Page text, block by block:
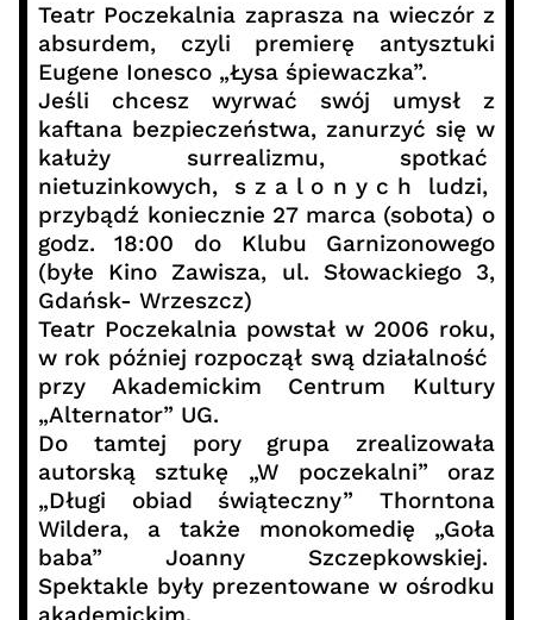
Teatr Poczekalnia zaprasza na wieczór z
absurdem, czyli premierę antysztuki
Eugene Ionesco „Łysa śpiewaczka”.
Jeśli chcesz wyrwać swój umysł z
kaftana bezpieczeństwa, zanurzyć się w
kałuży surrealizmu, spotkać
nietuzinkowych, s z a l o n y c h ludzi,
przybądź koniecznie 27 marca (sobota) o
godz. 18:00 do Klubu Garnizonowego
(byłe Kino Zawisza, ul. Słowackiego 3,
Gdańsk- Wrzeszcz)
Teatr Poczekalnia powstał w 2006 roku,
w rok później rozpoczął swą działalność
przy Akademickim Centrum Kultury
„Alternator” UG.
Do tamtej pory grupa zrealizowała
autorską sztukę „W poczekalni” oraz
„Długi obiad świąteczny” Thorntona
Wildera, a także monokomedię „Goła
baba” Joanny Szczepkowskiej.
Spektakle były prezentowane w ośrodku